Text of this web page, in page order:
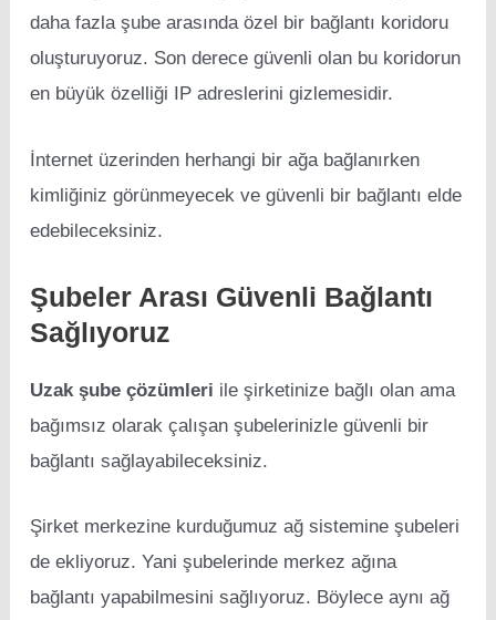
daha fazla şube arasında özel bir bağlantı koridoru
oluşturuyoruz. Son derece güvenli olan bu koridorun
en büyük özelliği IP adreslerini gizlemesidir.
İnternet üzerinden herhangi bir ağa bağlanırken
kimliğiniz görünmeyecek ve güvenli bir bağlantı elde
edebileceksiniz.
Şubeler Arası Güvenli Bağlantı
Sağlıyoruz
Uzak şube çözümleri ile şirketinize bağlı olan ama
bağımsız olarak çalışan şubelerinizle güvenli bir
bağlantı sağlayabileceksiniz.
Şirket merkezine kurduğumuz ağ sistemine şubeleri
de ekliyoruz. Yani şubelerinde merkez ağına
bağlantı yapabilmesini sağlıyoruz. Böylece aynı ağ